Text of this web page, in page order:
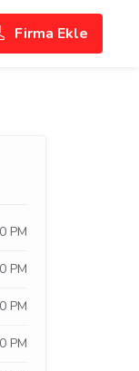
Firma Ekle
PM
PM
PM
PM